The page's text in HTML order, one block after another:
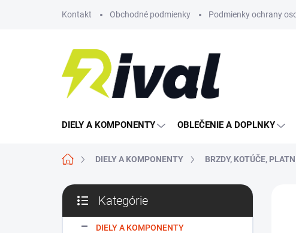
Kontakt Obchodné podmienky Podmienky ochrany
DIELY A KOMPONENTY OBLEČENIE A DOPLNKY
DomovDIELY A KOMPONENTY BRZDY, KOTÚČE,
B
č
kategórie
Kategórie
DIELY A KOMPONENTY